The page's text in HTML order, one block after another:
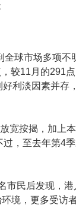
球市场多项
较11月的291
利淡因素并
宽按揭，加上
，至去年第4
市民后发现，
境，更多受访